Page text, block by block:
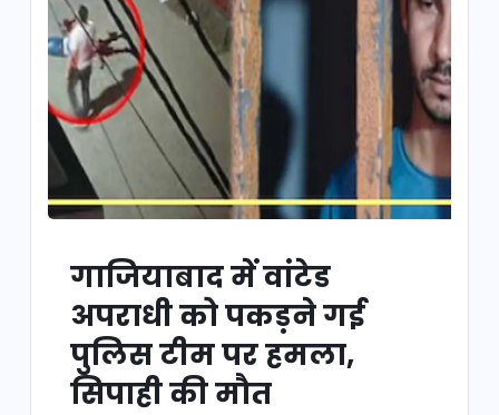
गाजियाबाद में वांटेड
अपराधी को पकड़ने गई
पुलिस टीम पर हमला,
सिपाही की मौत